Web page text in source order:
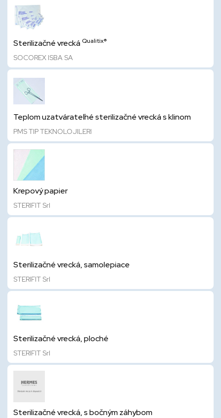
Sterilizačné vrecká Qualitix®
SOCOREX ISBA SA
Teplom uzatvárateľné sterilizačné vrecká s klinom
PMS TIP TEKNOLOJILERI
Krepový papier
STERIFIT Srl
Sterilizačné vrecká, samolepiace
STERIFIT Srl
Sterilizačné vrecká, ploché
STERIFIT Srl
Sterilizačné vrecká, s bočným záhybom